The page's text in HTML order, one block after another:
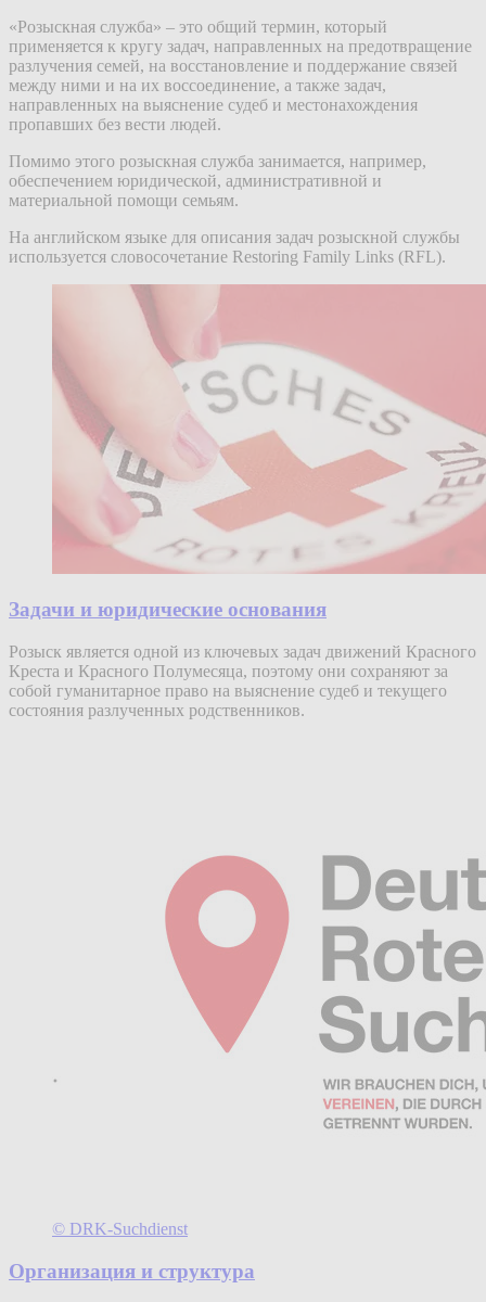
«Розыскная служба» – это общий термин, который
применяется к кругу задач, направленных на предотвращение
разлучения семей, на восстановление и поддержание связей
между ними и на их воссоединение, а также задач,
направленных на выяснение судеб и местонахождения
пропавших без вести людей.
Помимо этого розыскная служба занимается, например,
обеспечением юридической, административной и
материальной помощи семьям.
На английском языке для описания задач розыскной службы
используется словосочетание Restoring Family Links (RFL).
Задачи и юридические основания
Розыск является одной из ключевых задач движений Красного
Креста и Красного Полумесяца, поэтому они сохраняют за
собой гуманитарное право на выяснение судеб и текущего
состояния разлученных родственников.
© DRK-Suchdienst
Организация и структура